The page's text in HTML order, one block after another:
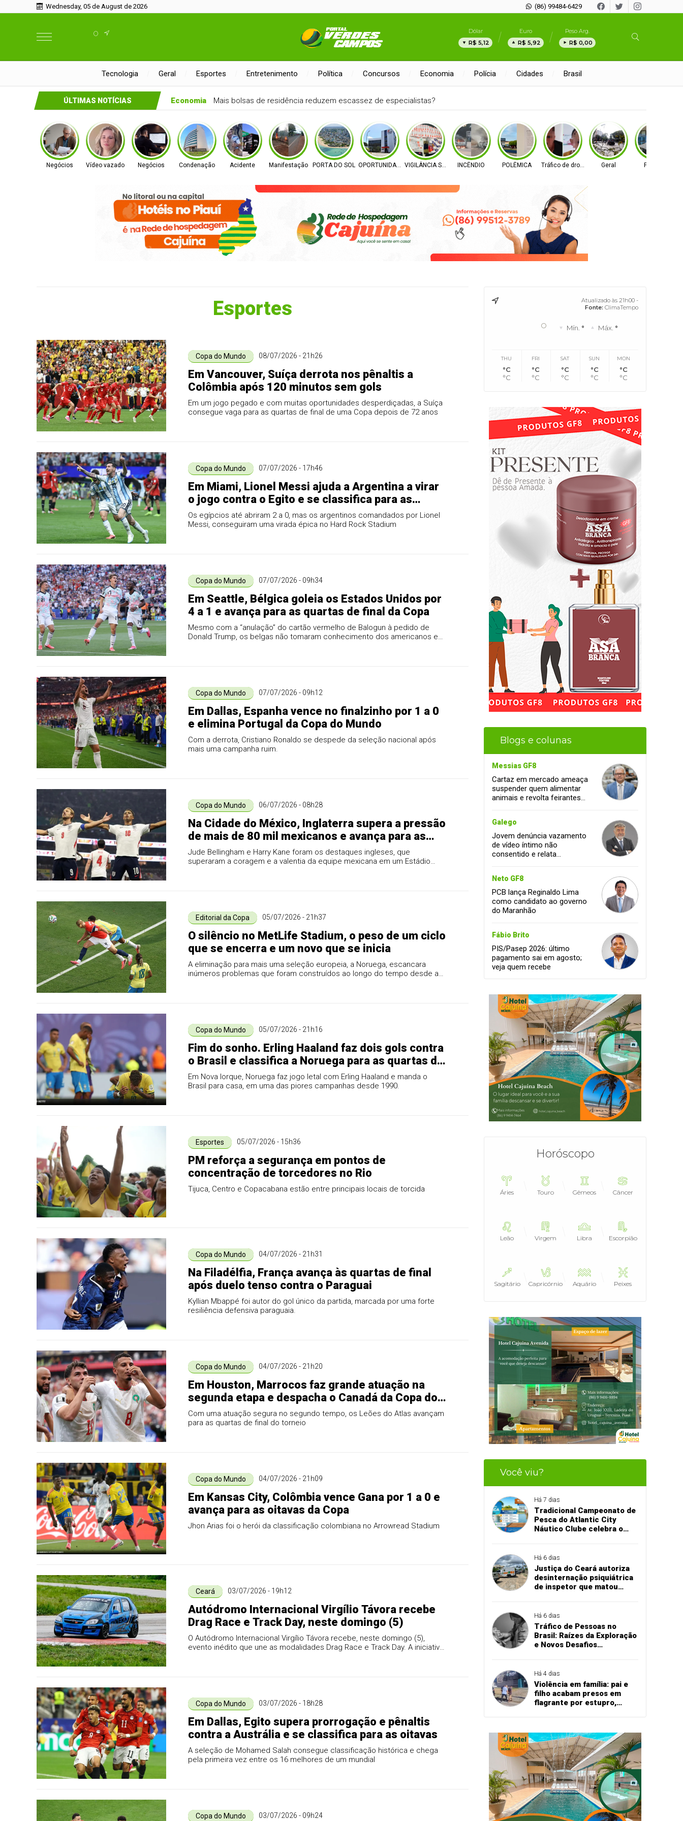
Wednesday, 05 de August de 2026 (86) 99484-6429
°
Dólar
R$ 5,12
Euro
R$ 5,92
Peso Arg.
R$ 0,00
Tecnologia Geral Esportes Entretenimento Política Concursos Economia Polícia Cidades Brasil
ÚLTIMAS NOTÍCIAS Economia Mais bolsas de residência reduzem escassez de especialistas?
Negócios Vídeo vazado Negócios Condenação Acidente Manifestação PORTA DO SOL OPORTUNIDADE VIGILÂNCIA SANITÁRIAINCÊNDIO POLÊMICA Tráfico de drogas Geral Política
Esportes
Copa do Mundo 08/07/2026 - 21h26
Em Vancouver, Suíça derrota nos pênaltis a
Colômbia após 120 minutos sem gols
Em um jogo pegado e com muitas oportunidades desperdiçadas, a Suíça
consegue vaga para as quartas de final de uma Copa depois de 72 anos
Copa do Mundo 07/07/2026 - 17h46
Em Miami, Lionel Messi ajuda a Argentina a virar
o jogo contra o Egito e se classifica para as
quartas de final.
Os egípcios até abriram 2 a 0, mas os argentinos comandados por Lionel
Messi, conseguiram uma virada épica no Hard Rock Stadium
Copa do Mundo 07/07/2026 - 09h34
Em Seattle, Bélgica goleia os Estados Unidos por
4 a 1 e avança para as quartas de final da Copa
Mesmo com a “anulação” do cartão vermelho de Balogun à pedido de
Donald Trump, os belgas não tomaram conhecimento dos americanos e
Copa do Mundo 07/07/2026 - 09h12
Em Dallas, Espanha vence no finalzinho por 1 a 0
e elimina Portugal da Copa do Mundo
Com a derrota, Cristiano Ronaldo se despede da seleção nacional após
mais uma campanha ruim.
Copa do Mundo 06/07/2026 - 08h28
Na Cidade do México, Inglaterra supera a pressão
de mais de 80 mil mexicanos e avança para as
quartas de final
Jude Bellingham e Harry Kane foram os destaques ingleses, que
superaram a coragem e a valentia da equipe mexicana em um Estádio
Editorial da Copa 05/07/2026 - 21h37
O silêncio no MetLife Stadium, o peso de um ciclo
que se encerra e um novo que se inicia
A eliminação para mais uma seleção europeia, a Noruega, escancara
inúmeros problemas que foram construídos ao longo do tempo desde a
Copa do Mundo 05/07/2026 - 21h16
Fim do sonho. Erling Haaland faz dois gols contra
o Brasil e classifica a Noruega para as quartas de
final da Copa.
Em Nova Iorque, Noruega faz jogo letal com Erling Haaland e manda o
Brasil para casa, em uma das piores campanhas desde 1990.
Esportes 05/07/2026 - 15h36
PM reforça a segurança em pontos de
concentração de torcedores no Rio
Tijuca, Centro e Copacabana estão entre principais locais de torcida
Copa do Mundo 04/07/2026 - 21h31
Na Filadélfia, França avança às quartas de final
após duelo tenso contra o Paraguai
Kyllian Mbappé foi autor do gol único da partida, marcada por uma forte
resiliência defensiva paraguaia.
Copa do Mundo 04/07/2026 - 21h20
Em Houston, Marrocos faz grande atuação na
segunda etapa e despacha o Canadá da Copa do
Mundo
Com uma atuação segura no segundo tempo, os Leões do Atlas avançam
para as quartas de final do torneio
Copa do Mundo 04/07/2026 - 21h09
Em Kansas City, Colômbia vence Gana por 1 a 0 e
avança para as oitavas da Copa
Jhon Arias foi o herói da classificação colombiana no Arrowread Stadium
Ceará 03/07/2026 - 19h12
Autódromo Internacional Virgílio Távora recebe
Drag Race e Track Day, neste domingo (5)
O Autódromo Internacional Virgílio Távora recebe, neste domingo (5),
evento inédito que une as modalidades Drag Race e Track Day. A iniciativa
Copa do Mundo 03/07/2026 - 18h28
Em Dallas, Egito supera prorrogação e pênaltis
contra a Austrália e se classifica para as oitavas
A seleção de Mohamed Salah consegue classificação histórica e chega
pela primeira vez entre os 16 melhores de um mundial
Copa do Mundo 03/07/2026 - 09h24
Atualizado às 21h00 -
Fonte: ClimaTempo
° Mín. ° Máx. °
THU
°C
°C
FRI
°C
°C
SAT
°C
°C
SUN
°C
°C
MON
°C
°C
Blogs e colunas
Messias GF8
Cartaz em mercado ameaça
suspender quem alimentar
animais e revolta feirantes
Galego
Jovem denúncia vazamento
de vídeo íntimo não
consentido e relata
Neto GF8
PCB lança Reginaldo Lima
como candidato ao governo
do Maranhão
Fábio Brito
PIS/Pasep 2026: último
pagamento sai em agosto;
veja quem recebe
Horóscopo
Áries Touro Gêmeos Câncer
Leão Virgem Libra Escorpião
Sagitário Capricórnio Aquário Peixes
Você viu?
Há 7 dias
Tradicional Campeonato de
Pesca do Atlantic City
Náutico Clube celebra o
Há 6 dias
Justiça do Ceará autoriza
desinternação psiquiátrica
de inspetor que matou
Há 6 dias
Tráfico de Pessoas no
Brasil: Raízes da Exploração
e Novos Desafios
Há 4 dias
Violência em família: pai e
filho acabam presos em
flagrante por estupro,